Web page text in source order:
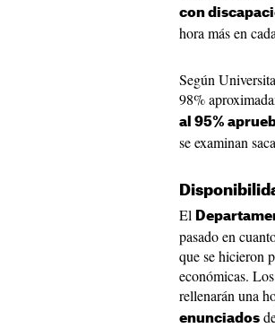
con
hora más en
Según
98%
al 95%
se examinan
El
pasado en
que se hicieron
económicas.
rellenarán una
enunciados